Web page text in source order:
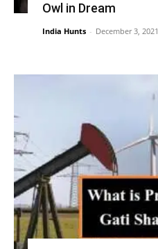
Owl in Dream
India Hunts - December 3, 2021